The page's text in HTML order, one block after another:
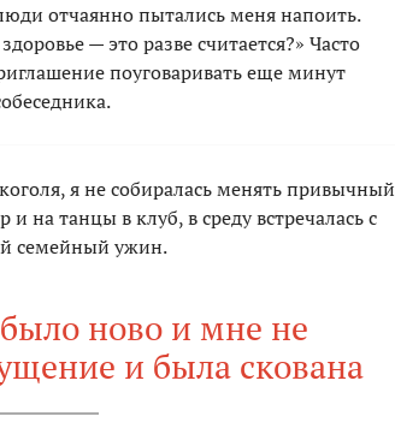
отчаянно пытались меня напоить.
— это разве считается?» Часто
поуговаривать еще минут
я не собиралась менять привычный
на танцы в клуб, в среду встречалась с
семейный ужин.
ново и мне не
и была скована